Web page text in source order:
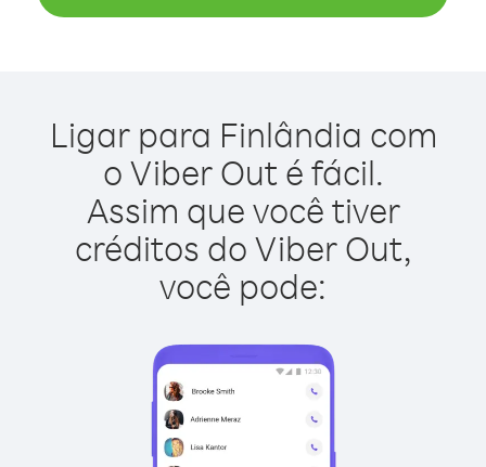
Ligar para Finlândia com
o Viber Out é fácil.
Assim que você tiver
créditos do Viber Out,
você pode: